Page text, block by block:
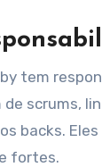
tem
scrums,
backs.
fortes.